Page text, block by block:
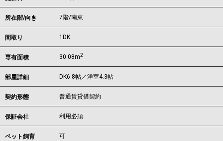
所在階/向き 7階/南東
間取り 1DK
専有面積 30.08m2
部屋詳細 DK6.8帖／洋室4.3帖
契約形態 普通賃貸借契約
保証会社 利用必須
ペット飼育
可